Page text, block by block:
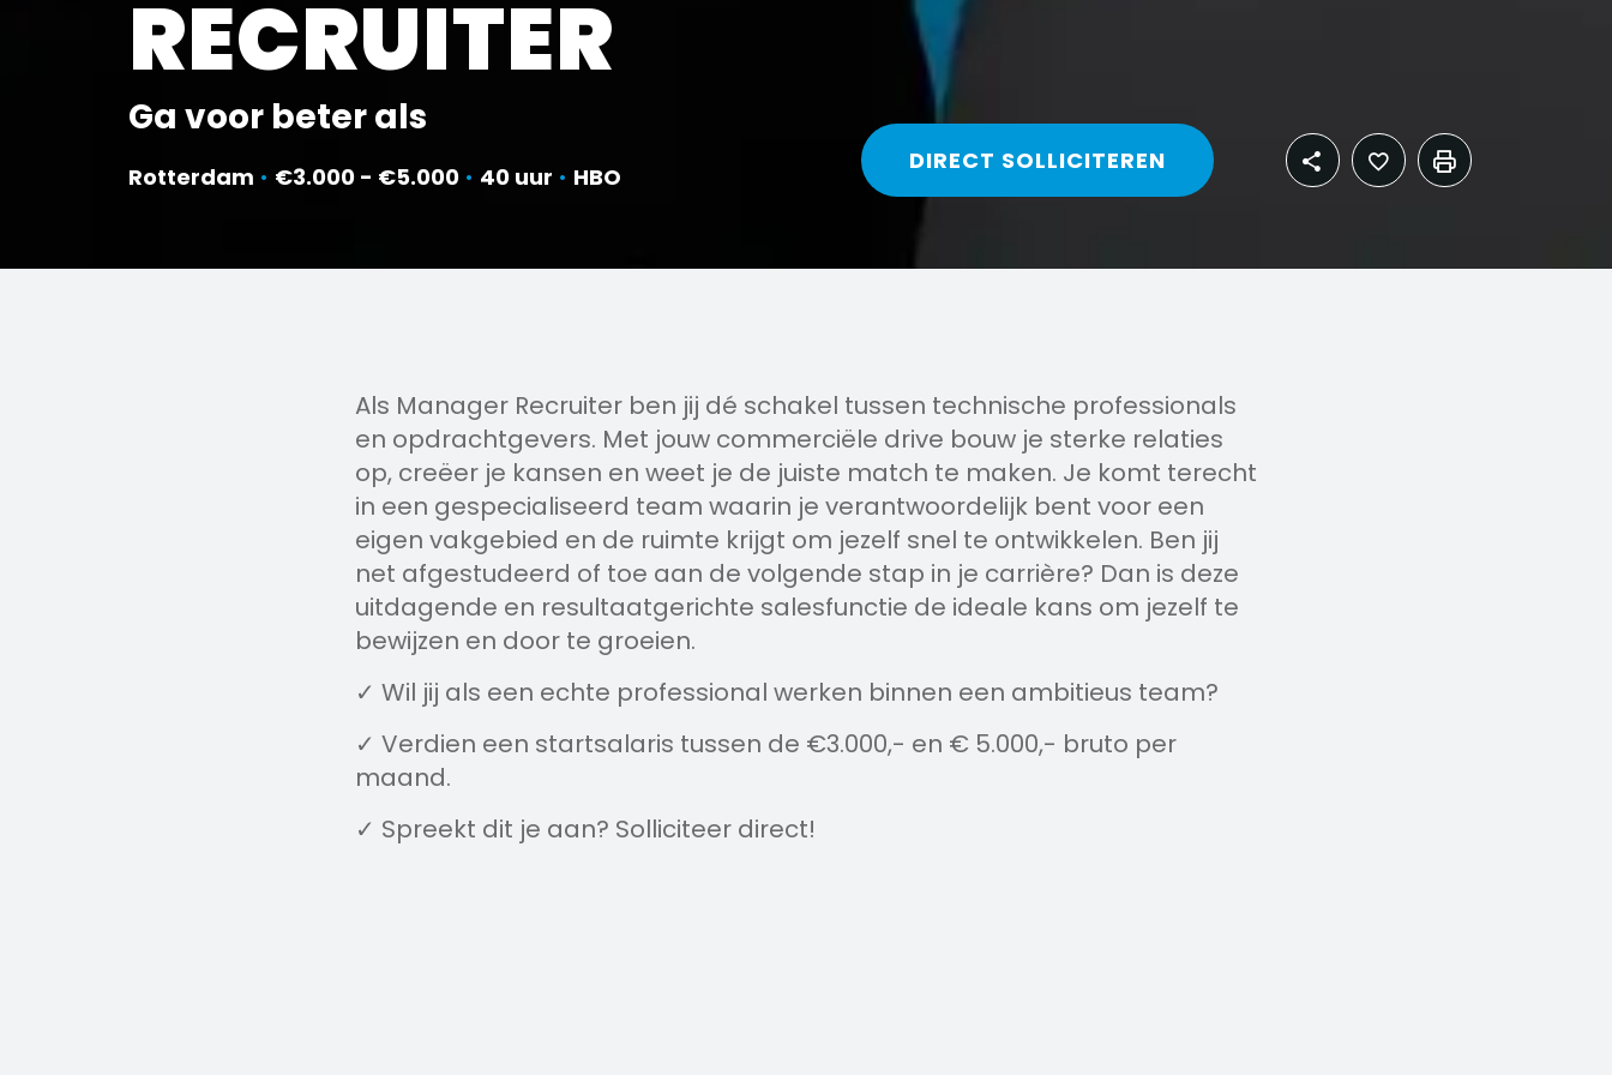
Ga voor beter als
RECRUITER
Rotterdam • €3.000 - €5.000 • 40 uur • HBO
DIRECT SOLLICITEREN
Als Manager Recruiter ben jij dé schakel tussen technische professionals
en opdrachtgevers. Met jouw commerciële drive bouw je sterke relaties
op, creëer je kansen en weet je de juiste match te maken. Je komt terecht
in een gespecialiseerd team waarin je verantwoordelijk bent voor een
eigen vakgebied en de ruimte krijgt om jezelf snel te ontwikkelen. Ben jij
net afgestudeerd of toe aan de volgende stap in je carrière? Dan is deze
uitdagende en resultaatgerichte salesfunctie de ideale kans om jezelf te
bewijzen en door te groeien.
✓ Wil jij als een echte professional werken binnen een ambitieus team?
✓ Verdien een startsalaris tussen de €3.000,- en € 5.000,- bruto per
maand.
✓ Spreekt dit je aan? Solliciteer direct!